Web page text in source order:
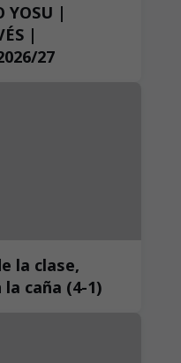
YOSU |
|
27
la clase,
caña (4-1)